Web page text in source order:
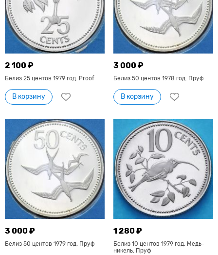
2 100 ₽
Белиз 25 центов 1979 год. Proof
В корзину
3 000 ₽
Белиз 50 центов 1978 год. Пруф
В корзину
3 000 ₽
Белиз 50 центов 1979 год. Пруф
1 280 ₽
Белиз 10 центов 1979 год. Медь-
никель. Пруф